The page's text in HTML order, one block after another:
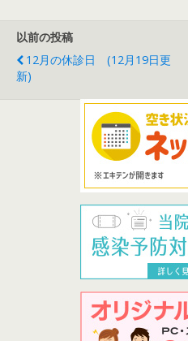
以前の投稿
12月の休診日 (12月19日更
新)